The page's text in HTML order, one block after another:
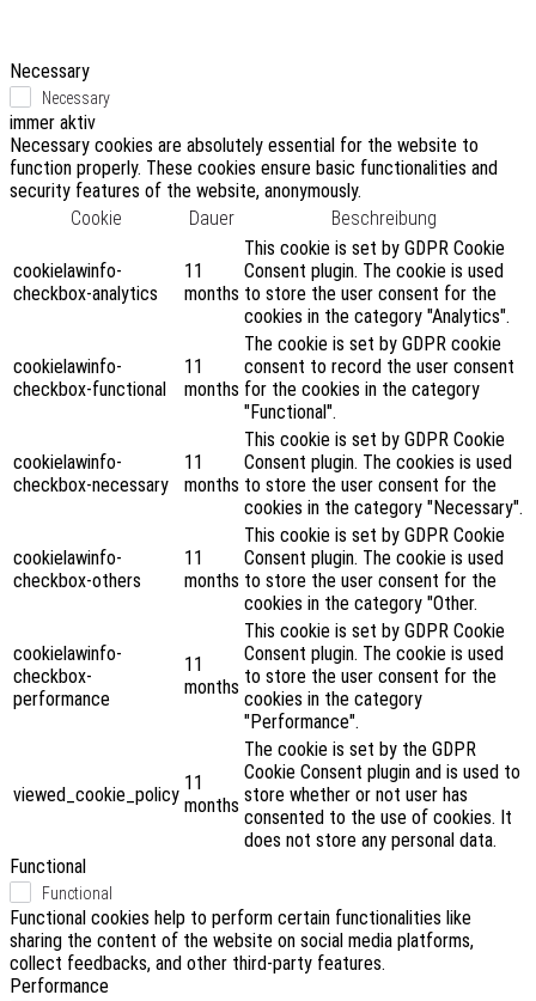
Necessary
Necessary
immer aktiv
Necessary cookies are absolutely essential for the website to
function properly. These cookies ensure basic functionalities and
security features of the website, anonymously.
Cookie
Dauer Beschreibung
cookielawinfo-
checkbox-analytics
11
months
This cookie is set by GDPR Cookie
Consent plugin. The cookie is used
to store the user consent for the
cookies in the category "Analytics".
cookielawinfo-
checkbox-functional
11
months
The cookie is set by GDPR cookie
consent to record the user consent
for the cookies in the category
"Functional".
cookielawinfo-
checkbox-necessary
11
months
This cookie is set by GDPR Cookie
Consent plugin. The cookies is used
to store the user consent for the
cookies in the category "Necessary".
cookielawinfo-
checkbox-others
11
months
This cookie is set by GDPR Cookie
Consent plugin. The cookie is used
to store the user consent for the
cookies in the category "Other.
cookielawinfo-
checkbox-
performance
11
months
This cookie is set by GDPR Cookie
Consent plugin. The cookie is used
to store the user consent for the
cookies in the category
"Performance".
viewed_cookie_policy
11
months
The cookie is set by the GDPR
Cookie Consent plugin and is used to
store whether or not user has
consented to the use of cookies. It
does not store any personal data.
Functional
Functional
Functional cookies help to perform certain functionalities like
sharing the content of the website on social media platforms,
collect feedbacks, and other third-party features.
Performance